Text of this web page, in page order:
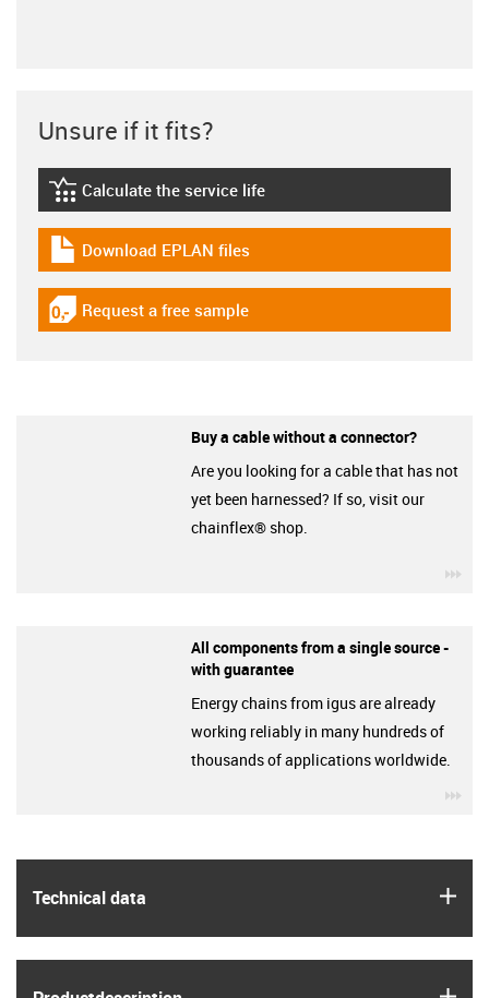
Technical data
Unsure if it fits?
igus-icon-lebensdauerrechner
Calculate the service life
igus-icon-download-plan
Download EPLAN files
igus-icon-gratismuster
Request a free sample
Buy a cable without a connector?
Are you looking for a cable that has not
yet been harnessed? If so, visit our
chainflex® shop.
All components from a single source -
with guarantee
Energy chains from igus are already
working reliably in many hundreds of
thousands of applications worldwide.